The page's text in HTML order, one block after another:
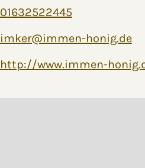
01632522445
imker@immen-honig.de
http://www.immen-